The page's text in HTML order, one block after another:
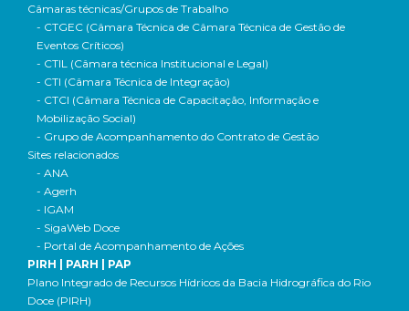
Câmaras técnicas/Grupos de Trabalho
- CTGEC (Câmara Técnica de Câmara Técnica de Gestão de
Eventos Críticos)
- CTIL (Câmara técnica Institucional e Legal)
- CTI (Câmara Técnica de Integração)
- CTCI (Câmara Técnica de Capacitação, Informação e
Mobilização Social)
- Grupo de Acompanhamento do Contrato de Gestão
Sites relacionados
- ANA
- Agerh
- IGAM
- SigaWeb Doce
- Portal de Acompanhamento de Ações
PIRH | PARH | PAP
Plano Integrado de Recursos Hídricos da Bacia Hidrográfica do Rio
Doce (PIRH)